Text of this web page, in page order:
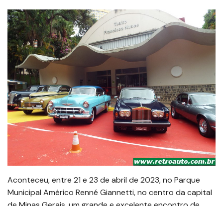
Aconteceu, entre 21 e 23 de abril de 2023, no Parque
Municipal Américo Renné Giannetti, no centro da capital